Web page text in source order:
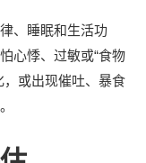
、睡眠和生活功
心悸、过敏或“食物
，或出现催吐、暴食